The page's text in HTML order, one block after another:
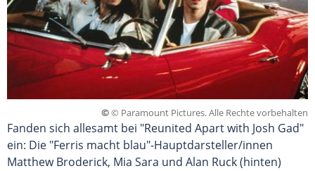
©© Paramount Pictures. Alle Rechte vorbehalten
Fanden sich allesamt bei "Reunited Apart with Josh Gad"
ein: Die "Ferris macht blau"-Hauptdarsteller/innen
Matthew Broderick, Mia Sara und Alan Ruck (hinten)